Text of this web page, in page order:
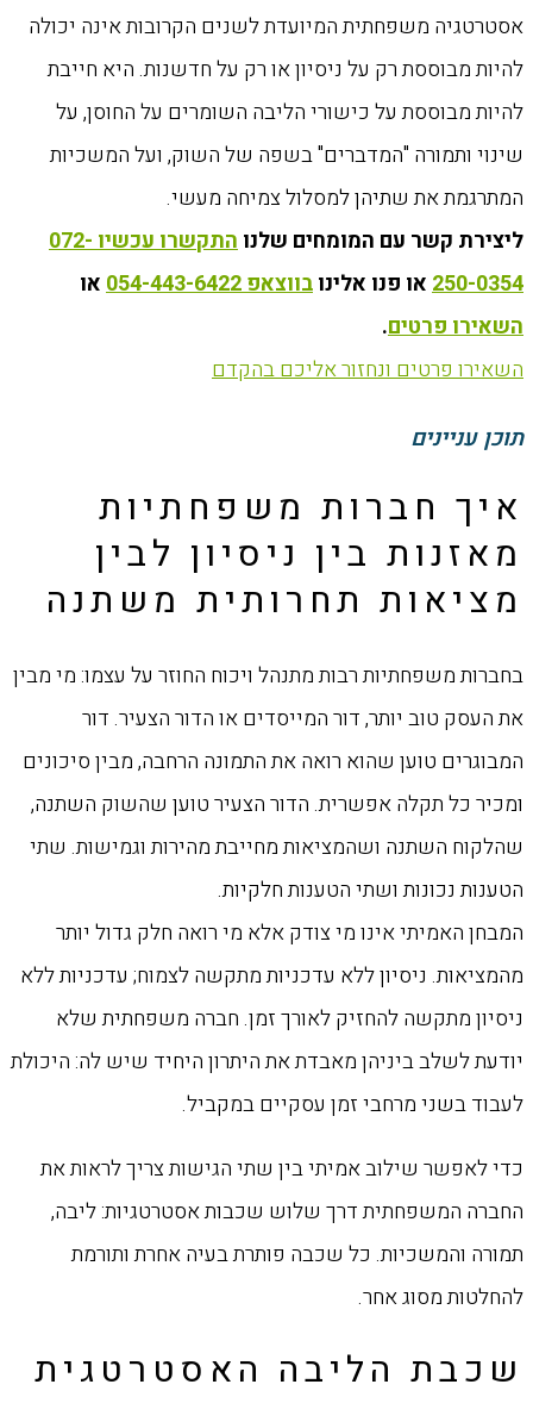
אסטרטגיה משפחתית המיועדת לשנים הקרובות אינה יכולה
להיות מבוססת רק על ניסיון או רק על חדשנות. היא חייבת
להיות מבוססת על כישורי הליבה השומרים על החוסן, על
שינוי ותמורה "המדברים" בשפה של השוק, ועל המשכיות
המתרגמת את שתיהן למסלול צמיחה מעשי.
ליצירת קשר עם המומחים שלנו
התקשרו עכשיו 072-
250-0354או פנו אלינובווצאפ 054-443-6422
או
השאירו פרטים.
השאירו פרטים ונחזור אליכם בהקדם
תוכן עניינים
איך חברות משפחתיות
מאזנות בין ניסיון לבין
מציאות תחרותית משתנה
בחברות משפחתיות רבות מתנהל ויכוח החוזר על עצמו: מי מבין
את העסק טוב יותר, דור המייסדים או הדור הצעיר. דור
המבוגרים טוען שהוא רואה את התמונה הרחבה, מבין סיכונים
ומכיר כל תקלה אפשרית. הדור הצעיר טוען שהשוק השתנה,
שהלקוח השתנה ושהמציאות מחייבת מהירות וגמישות. שתי
הטענות נכונות ושתי הטענות חלקיות.
המבחן האמיתי אינו מי צודק אלא מי רואה חלק גדול יותר
מהמציאות. ניסיון ללא עדכניות מתקשה לצמוח; עדכניות ללא
ניסיון מתקשה להחזיק לאורך זמן. חברה משפחתית שלא
יודעת לשלב ביניהן מאבדת את היתרון היחיד שיש לה: היכולת
לעבוד בשני מרחבי זמן עסקיים במקביל.
כדי לאפשר שילוב אמיתי בין שתי הגישות צריך לראות את
החברה המשפחתית דרך שלוש שכבות אסטרטגיות: ליבה,
תמורה והמשכיות. כל שכבה פותרת בעיה אחרת ותורמת
להחלטות מסוג אחר.
שכבת הליבה האסטרטגית